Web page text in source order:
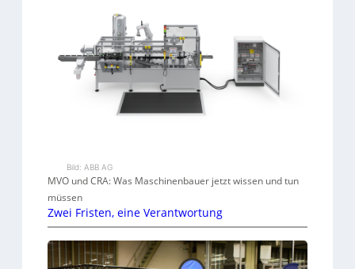
Bild: ABB AG
MVO und CRA: Was Maschinenbauer jetzt wissen und tun
müssen
Zwei Fristen, eine Verantwortung